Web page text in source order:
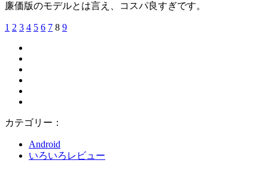
廉価版のモデルとは言え、コスパ良すぎです。
1 2 3 4 5 6 7 8 9
カテゴリー：
Android
いろいろレビュー